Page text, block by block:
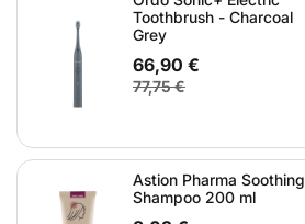
Toothbrush - Charcoal
Grey
66,90 €
77,75 €
Astion Pharma Soothing
Shampoo 200 ml